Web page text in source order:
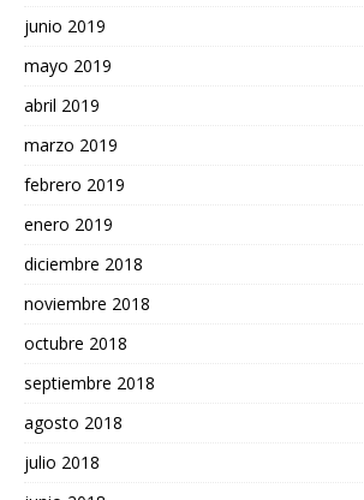
junio 2019
mayo 2019
abril 2019
marzo 2019
febrero 2019
enero 2019
diciembre 2018
noviembre 2018
octubre 2018
septiembre 2018
agosto 2018
julio 2018